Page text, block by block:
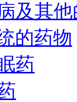
及其
的药物
药